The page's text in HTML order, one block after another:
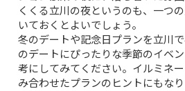
くくる立川の夜というのも、一つ
いておくとよいでしょう。
冬のデートや記念日プランを立川で
のデートにぴったりな季節のイベ
考にしてみてください。イルミネ
み合わせたプランのヒントにもなり